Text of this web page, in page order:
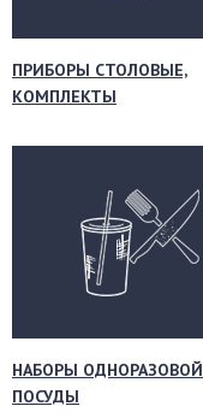
ПРИБОРЫ СТОЛОВЫЕ,
КОМПЛЕКТЫ
НАБОРЫ ОДНОРАЗОВОЙ
ПОСУДЫ